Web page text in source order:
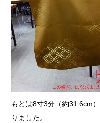
もとは8寸3分（約31.6cm
りました。